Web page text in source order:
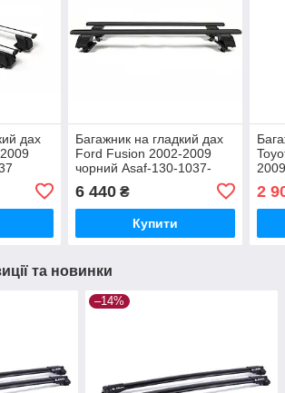
дах
Багажник на гладкий дах
Ford Fusion 2002-2009
чорний Asaf-130-1037-
6 440₴
Купити
2
та новинки
–14%